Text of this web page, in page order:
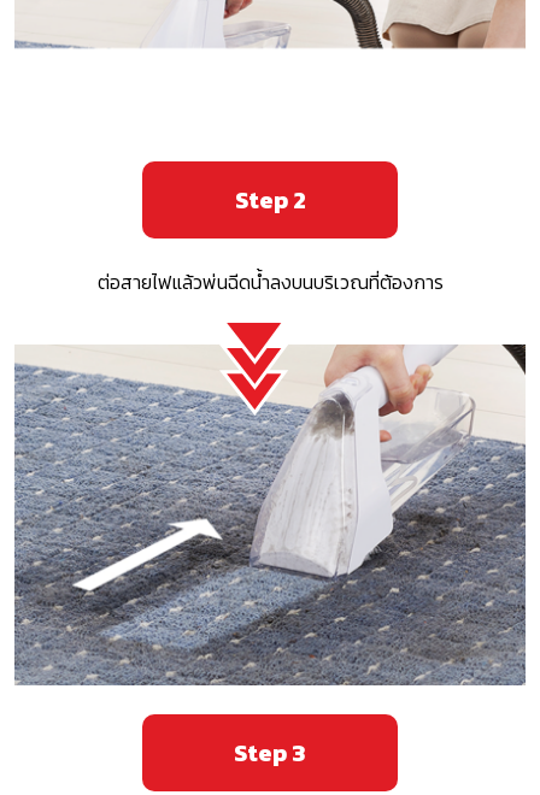
Step 2
ต่อสายไฟแล้วพ่นฉีดน้ำลงบนบริเวณที่ต้องการ
Step 3